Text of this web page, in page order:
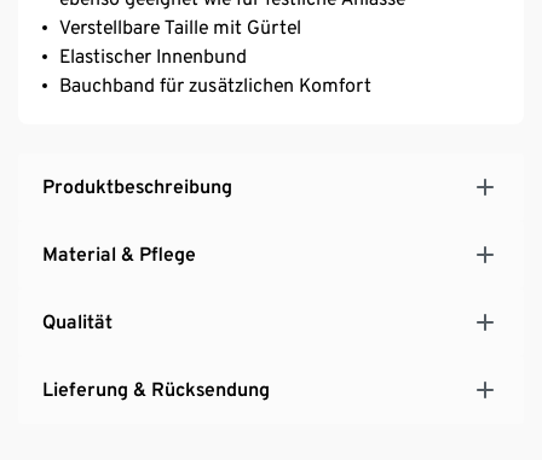
Verstellbare Taille mit Gürtel
Elastischer Innenbund
Bauchband für zusätzlichen Komfort
Produktbeschreibung
Material & Pflege
Qualität
Lieferung & Rücksendung